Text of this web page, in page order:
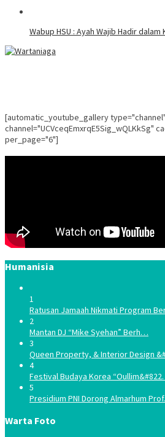
Wabup HSU : Ayah Wajib Hadir dalam
[automatic_youtube_gallery type="channel"
channel="UCVceqEmxrqE5Sig_wQLKkSg"
per_page="6"]
Humanisia
1
Ratusan Jamaah Nikmati Program
2
Mantan DJ “Mike Syehan” Berh…
3
Queen Property, & Interior Design
4
Festival Budaya Korea
5
Presidium PNI Dorong Almarhum
Warta Foto